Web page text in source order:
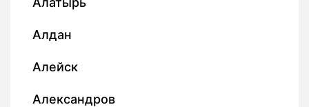
Алдан
Алейск
Александров